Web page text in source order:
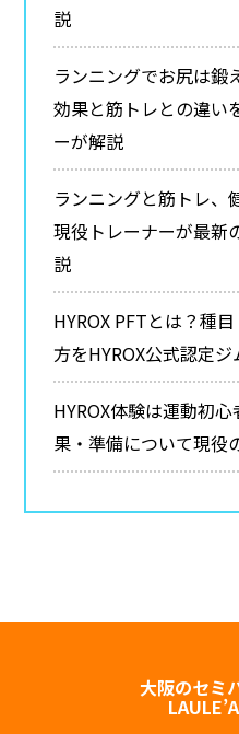
説
ランニングでお尻は鍛
効果と筋トレとの違い
ーが解説
ランニングと筋トレ、
現役トレーナーが最新
説
HYROX PFTとは？種
方をHYROX公式認定
HYROX体験は運動初
果・準備について現役
大阪のセミ